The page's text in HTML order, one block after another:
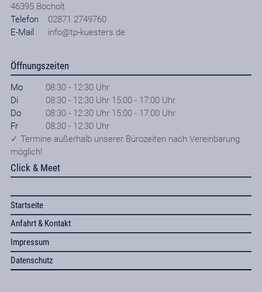
46395 Bocholt
Telefon
02871 2749760
E-Mail
info@tp-kuesters.de
Öffnungszeiten
Mo
08:30 - 12:30 Uhr
Di
08:30 - 12:30 Uhr 15:00 - 17:00 Uhr
Do
08:30 - 12:30 Uhr 15:00 - 17:00 Uhr
Fr
08:30 - 12:30 Uhr
✓ Termine außerhalb unserer Bürozeiten nach Vereinbarung
möglich!
Click & Meet
Startseite
Anfahrt & Kontakt
Impressum
Datenschutz